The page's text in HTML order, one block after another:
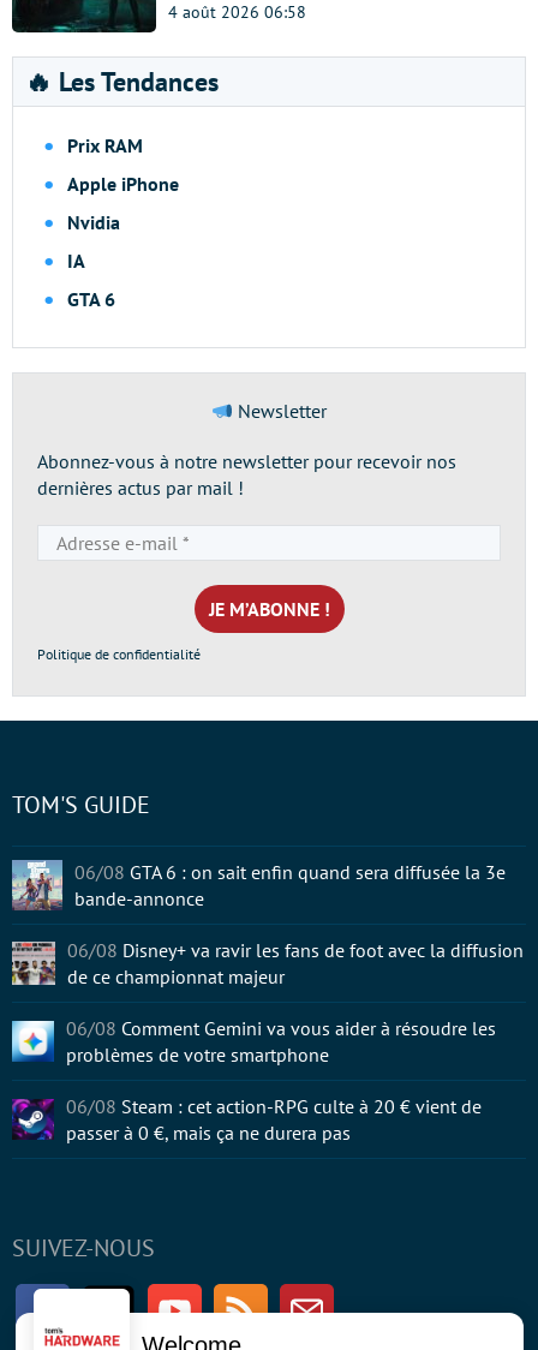
4 août 2026 06:58
🔥 Les Tendances
Prix RAM
Apple iPhone
Nvidia
IA
GTA 6
Newsletter
Abonnez-vous à notre newsletter pour recevoir nos
dernières actus par mail !
e-
mail
*
Politique de confidentialité
SUIVEZ-NOUS
FacebookTwitter Youtube RSS Newsletter
TOM'S GUIDE
06/08 GTA 6 : on sait enfin quand sera diffusée la 3e
bande-annonce
06/08 Disney+ va ravir les fans de foot avec la diffusion
de ce championnat majeur
06/08 Comment Gemini va vous aider à résoudre les
problèmes de votre smartphone
06/08 Steam : cet action-RPG culte à 20 € vient de
passer à 0 €, mais ça ne durera pas
Welcome